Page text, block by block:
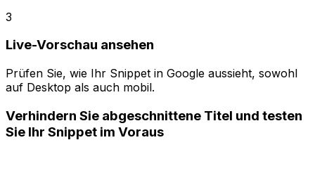
3
Live-Vorschau ansehen
Prüfen Sie, wie Ihr Snippet in Google aussieht, sowohl
auf Desktop als auch mobil.
Verhindern Sie abgeschnittene Titel und testen
Sie Ihr Snippet im Voraus